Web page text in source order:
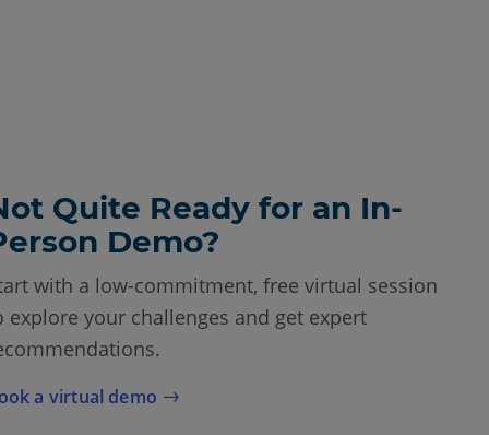
Quite Ready for an In-
Demo?
with a low-commitment, free virtual session
explore your challenges and get expert
a virtual demo